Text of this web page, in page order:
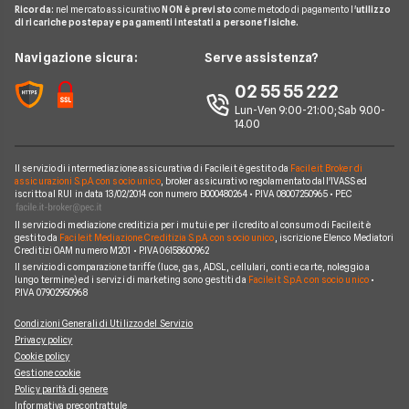
Noleggio Lungo Termine
News
Chi siamo
Perché scegliere Facile.it
Mappa del sito
Mutui Asta
Sostituzione Mutuo
Mutui Agevolati
Mutuo 100 per cento
BNL
ING
Poste Italiane
Credit Agricole
CheBanca!
Credem
Banche e finanziarie
Notizie Mutui
Argomenti in evidenza Mutui
Calcolatore rata mutuo
Ricorda: nel mercato assicurativo NON è previsto come metodo di pagamento l'utilizzo
di ricariche postepay e pagamenti intestati a persone fisiche.
Navigazione sicura: Serve assistenza?
02 55 55 222
Lun-Ven 9:00-21:00; Sab 9.00-
14.00
Il servizio di intermediazione assicurativa di Facile.it è gestito da Facile.it Broker di
assicurazioni S.p.A. con socio unico, broker assicurativo regolamentato dall'IVASS ed
iscritto al RUI in data 13/02/2014 con numero B000480264 • P.IVA 08007250965 • PEC
Il servizio di mediazione creditizia per i mutui e per il credito al consumo di Facile.it è
gestito da Facile.it Mediazione Creditizia S.p.A. con socio unico , iscrizione Elenco Mediatori
Creditizi OAM numero M201 • P.IVA 06158600962
Il servizio di comparazione tariffe (luce, gas, ADSL, cellulari, conti e carte, noleggio a
lungo termine) ed i servizi di marketing sono gestiti da Facile.it S.p.A. con socio unico•
P.IVA 07902950968
Condizioni Generali di Utilizzo del Servizio
Privacy policy
Cookie policy
Gestione cookie
Policy parità di genere
Informativa precontrattule